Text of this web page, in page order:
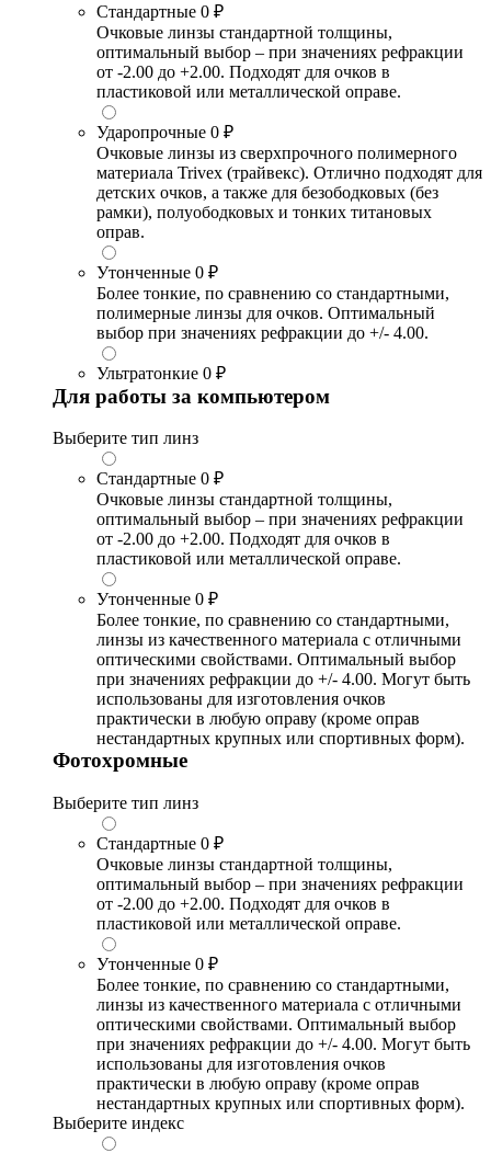
Стандартные 0 ₽
Очковые линзы стандартной толщины,
оптимальный выбор – при значениях рефракции
от -2.00 до +2.00. Подходят для очков в
пластиковой или металлической оправе.
Ударопрочные 0 ₽
Очковые линзы из сверхпрочного полимерного
материала Trivex (трайвекс). Отлично подходят для
детских очков, а также для безободковых (без
рамки), полуободковых и тонких титановых
оправ.
Утонченные 0 ₽
Более тонкие, по сравнению со стандартными,
полимерные линзы для очков. Оптимальный
выбор при значениях рефракции до +/- 4.00.
Ультратонкие 0 ₽
Для работы за компьютером
Выберите тип линз
Стандартные 0 ₽
Очковые линзы стандартной толщины,
оптимальный выбор – при значениях рефракции
от -2.00 до +2.00. Подходят для очков в
пластиковой или металлической оправе.
Утонченные 0 ₽
Более тонкие, по сравнению со стандартными,
линзы из качественного материала с отличными
оптическими свойствами. Оптимальный выбор
при значениях рефракции до +/- 4.00. Могут быть
использованы для изготовления очков
практически в любую оправу (кроме оправ
нестандартных крупных или спортивных форм).
Фотохромные
Выберите тип линз
Стандартные 0 ₽
Очковые линзы стандартной толщины,
оптимальный выбор – при значениях рефракции
от -2.00 до +2.00. Подходят для очков в
пластиковой или металлической оправе.
Утонченные 0 ₽
Более тонкие, по сравнению со стандартными,
линзы из качественного материала с отличными
оптическими свойствами. Оптимальный выбор
при значениях рефракции до +/- 4.00. Могут быть
использованы для изготовления очков
практически в любую оправу (кроме оправ
нестандартных крупных или спортивных форм).
Выберите индекс